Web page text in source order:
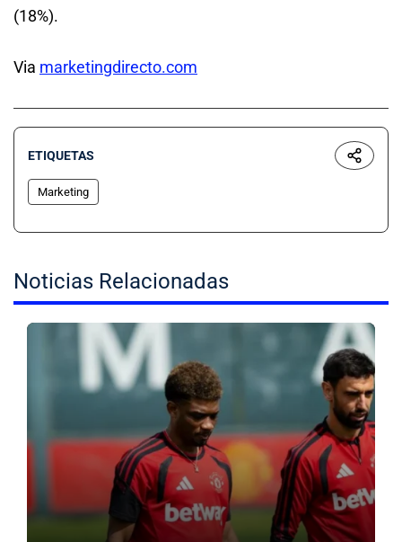
(18%).
Via marketingdirecto.com
ETIQUETAS
Marketing
Noticias Relacionadas